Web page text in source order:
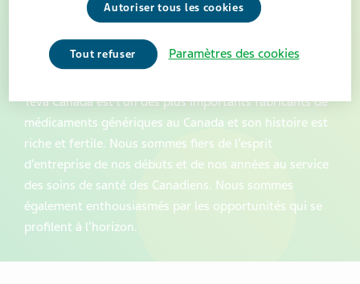
Fiers de notre passé,
tournés vers l’avenir
Teva Canada est l’un des plus importants fabricants de
médicaments génériques au Canada et son histoire est
riche et fertile. Nous sommes fiers de l’esprit
d’entreprise de nos débuts et de nos années au service
des soins de santé des Canadiens. Nous sommes
également enthousiasmés par les opportunités qui se
profilent à l’horizon.
Autoriser tous les cookies
Tout refuser Paramètres des cookies